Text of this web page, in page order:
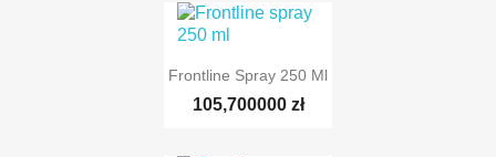
Frontline Spray 250 Ml
105,700000 zł